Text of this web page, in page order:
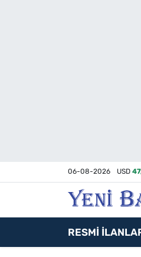
06-08-2026 USD
RESMİ
Asayiş / Polis-Adliye
Magazin